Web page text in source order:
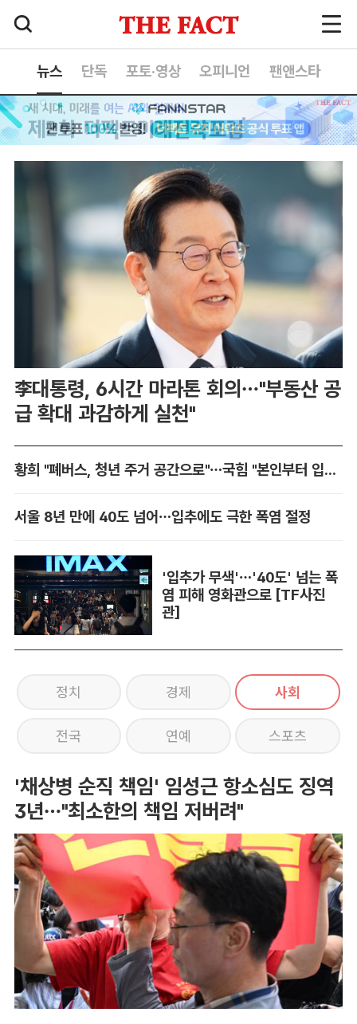
뉴스 단독 포토·영상 오피니언 팬앤스타
李대통령, 6시간 마라톤 회의…"부동산 공
급 확대 과감하게 실천"
황희 "폐버스, 청년 주거 공간으로"…국힘 "본인부터 입주하라"
서울 8년 만에 40도 넘어…입추에도 극한 폭염 절정
'입추가 무색'…'40도' 넘는 폭
염 피해 영화관으로 [TF사진
관]
정치 경제 사회
전국 연예 스포츠
'채상병 순직 책임' 임성근 항소심도 징역
3년…"최소한의 책임 저버려"